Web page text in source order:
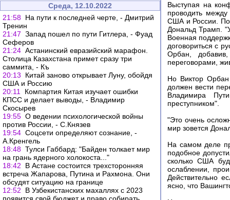
Среда, 12.10.2022
21:58 На пути к последней черте, - Дмитрий
Тренин
21:47 Запад пошел по пути Гитлера, - Фуад
Сеферов
21:24 Астанинский евразийский марафон.
Столица Казахстана примет сразу три
саммита, - Къ
20:13
Китай заново открывает Луну, обойдя
США и Россию
20:11
Компартия Китая изучает ошибки
КПСС и делает выводы, - Владимир
Скосырев
19:55 О ведении психологической войны
против России, - С.Князев
19:54 Соцсети определяют сознание, -
А.Кренгель
18:48 Тулси Габбард: "Байден толкает мир
на грань ядерного холокоста..."
18:42
В Астане состоится трехсторонняя
встреча Жапарова, Путина и Рахмона. Они
обсудят ситуацию на границе
12:52
В Узбекистанских махаллях с 2023
Выступая на
проводить
США и России. По
Дональд Трамп.
Военная
договориться с
Орбан, добавив,
переговорами,
Но Виктор Орбан
должен вести
Владимира
преступником".
"Это очень
мир зовется
На самом деле
подобное
сколько США
ослаблении,
Действительно
ясно, что